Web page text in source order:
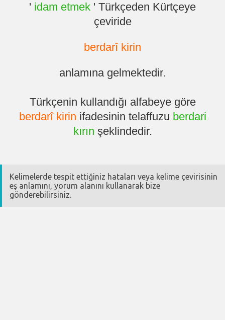
' idam etmek ' Türkçeden Kürtçeye
çeviride
berdarî kirin
anlamına gelmektedir.
Türkçenin kullandığı alfabeye göre
berdarî kirin ifadesinin telaffuzu berdari
kırın şeklindedir.
Kelimelerde tespit ettiğiniz hataları veya kelime çevirisinin
eş anlamını, yorum alanını kullanarak bize
gönderebilirsiniz.